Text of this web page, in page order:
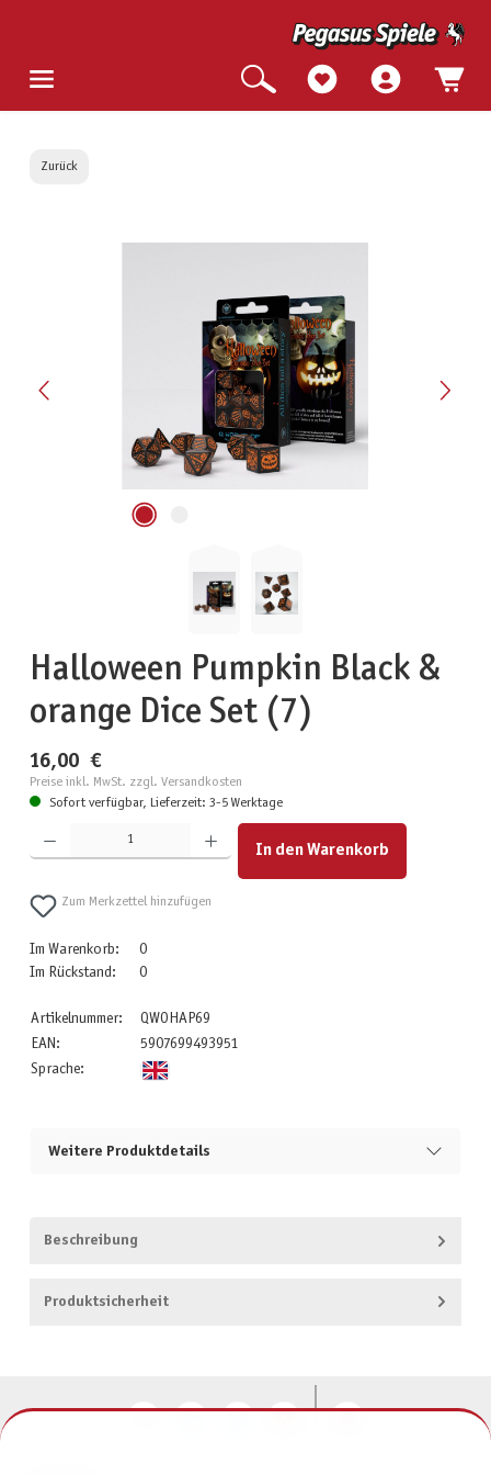
Zurück
Halloween Pumpkin Black &
orange Dice Set (7)
16,00 €
Preise inkl. MwSt. zzgl. Versandkosten
Sofort verfügbar, Lieferzeit: 3-5 Werktage
Produkt Anzahl: Gib den gewünschten Wert ein oder benutze die Schaltflächen um die Anzahl zu
In den Warenkorb
Zum Merkzettel hinzufügen
Im Warenkorb:
0
Im Rückstand:
0
Artikelnummer:
QWOHAP69
EAN:
5907699493951
Sprache:
Weitere Produktdetails
Beschreibung
Produktsicherheit